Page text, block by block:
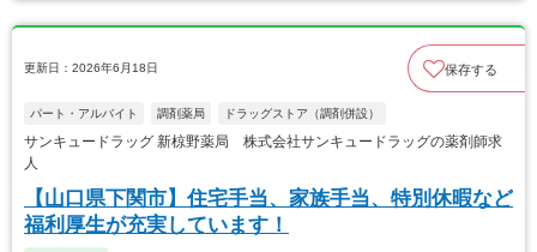
更新日：2026年6月18日 保存する
パート・アルバイト 調剤薬局 ドラッグストア（調剤併設）
サンキュードラッグ 新椋野薬局 株式会社サンキュードラッグの薬剤師求
人
【山口県下関市】住宅手当、家族手当、特別休暇など
福利厚生が充実しています！